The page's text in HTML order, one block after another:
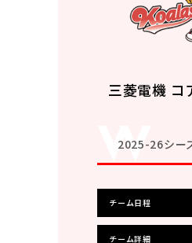
三菱電機 コ
2025-26シー
チーム日程
チーム詳細